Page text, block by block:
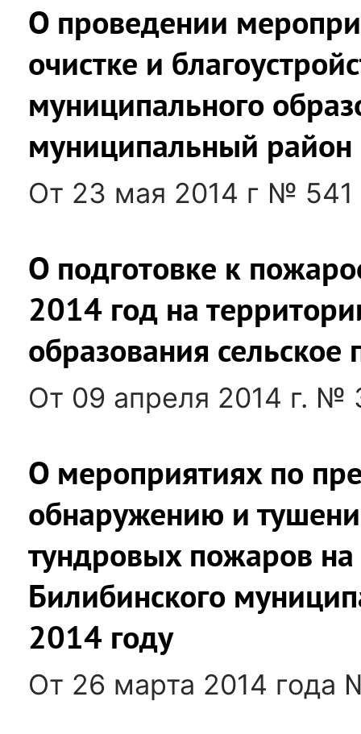
О проведении
очистке и
муниципального
муниципальный район
От 23 мая 2014 г № 541
О подготовке к
2014 год на
образования
От 09 апреля 2014 г. №
О мероприятиях по
обнаружению и
тундровых пожаров
Билибинского
2014 году
От 26 марта 2014 года